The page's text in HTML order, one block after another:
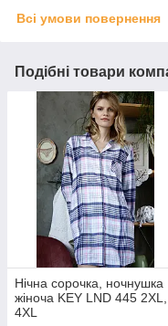
Всі умови повернення
Подібні товари
Нічна сорочка, ночнушка
жіноча KEY LND 445 2XL,
4XL